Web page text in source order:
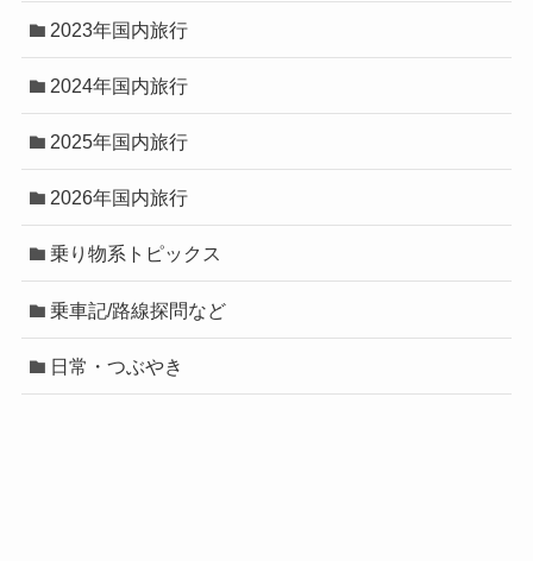
2023年国内旅行
2024年国内旅行
2025年国内旅行
2026年国内旅行
乗り物系トピックス
乗車記/路線探問など
日常・つぶやき